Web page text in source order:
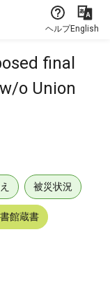
ヘルプEnglish
final
o Union
被災状況
館蔵書